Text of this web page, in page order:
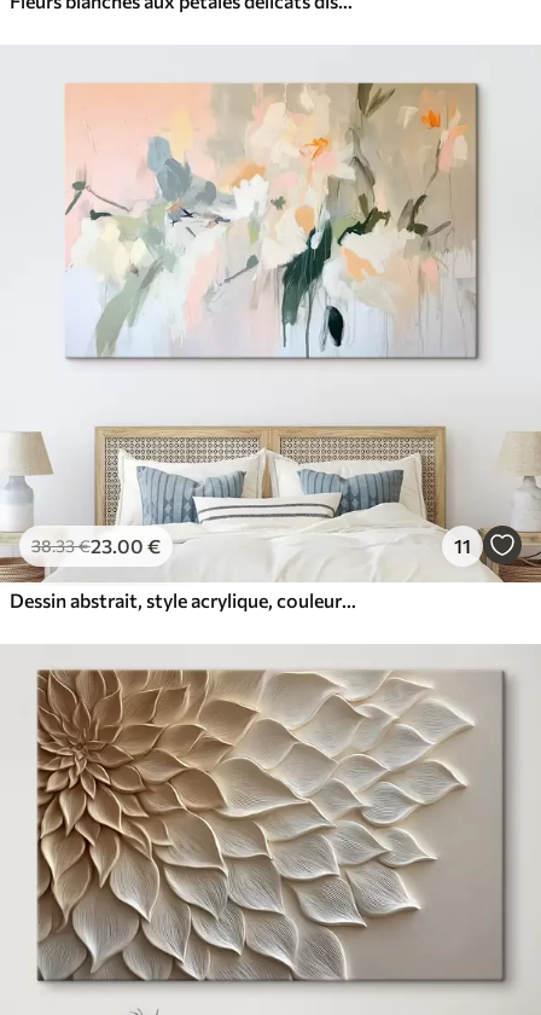
38.33€23.00 € 11
Dessin abstrait, style acrylique, couleurs douces et naturelles